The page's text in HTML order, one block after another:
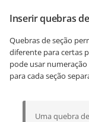
Inserir quebras
Quebras de seção
diferente para certas
pode usar
para cada seção
Uma quebra